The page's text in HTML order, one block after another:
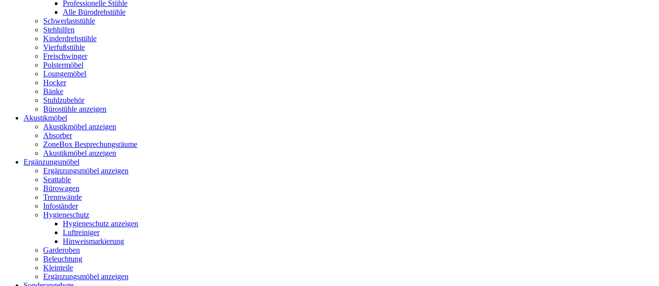
Professionelle Stühle
Alle Bürodrehstühle
Schwerlaststühle
Stehhilfen
Kinderdrehstühle
Vierfußstühle
Freischwinger
Polstermöbel
Loungemöbel
Hocker
Bänke
Stuhlzubehör
Bürostühle anzeigen
Akustikmöbel
Akustikmöbel anzeigen
Absorber
ZoneBox Besprechungsräume
Akustikmöbel anzeigen
Ergänzungsmöbel
Ergänzungsmöbel anzeigen
Seattable
Bürowagen
Trennwände
Infoständer
Hygieneschutz
Hygieneschutz anzeigen
Luftreiniger
Hinweismarkierung
Garderoben
Beleuchtung
Kleinteile
Ergänzungsmöbel anzeigen